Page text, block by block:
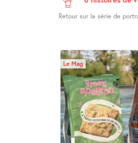
Retour sur la série de
Le Mag